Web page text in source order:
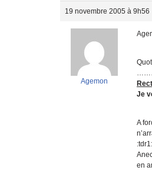
19 novembre 2005 à 9h56
Agemon
Je
A
en